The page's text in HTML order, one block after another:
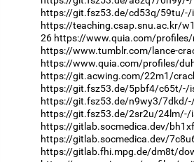
https://git.fsz53.de/cd53q/59tu/-/
https://teaching.csap.snu.ac.kr/
26 https://www.quia.com/
https://www.tumblr.com/lance-
https://www.quia.com/profiles/
https://git.acwing.com/22m1/
https://git.fsz53.de/5pbf4/c65t/-/
https://git.fsz53.de/n9wy3/
https://git.fsz53.de/2sr2u/24lm/-/
https://gitlab.socmedica.dev/
https://gitlab.socmedica.dev/
https://gitlab.fhi.mpg.de/dm8t/